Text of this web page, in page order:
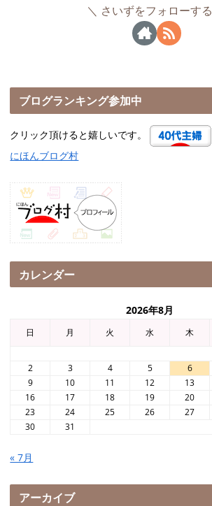
さいずをフォローする
ブログランキング参加中
クリック頂けると嬉しいです。
にほんブログ村
カレンダー
2026年8月
日 月 火 水 木
2
3 4 5 6
9
10 11 12 13
16
17 18 19 20
23
24 25 26 27
30
31
« 7月
アーカイブ